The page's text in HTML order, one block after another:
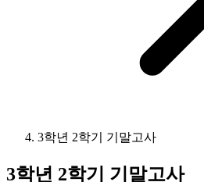
3학년 2학기 기말고사
3학년 2학기 기말고사